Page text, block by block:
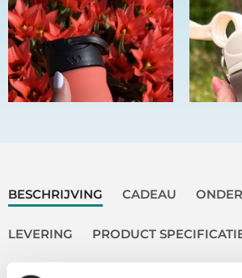
BESCHRIJVING CADEAU
LEVERING PRODUCT